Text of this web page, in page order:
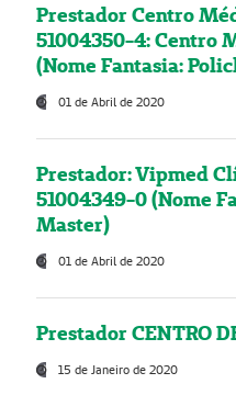
Prestador Centro
51004350-4: Centro
(Nome Fantasia:
01 de Abril de 2020
Prestador: Vipmed
51004349-0 (Nome
Master)
01 de Abril de 2020
Prestador CENTRO
15 de Janeiro de 2020